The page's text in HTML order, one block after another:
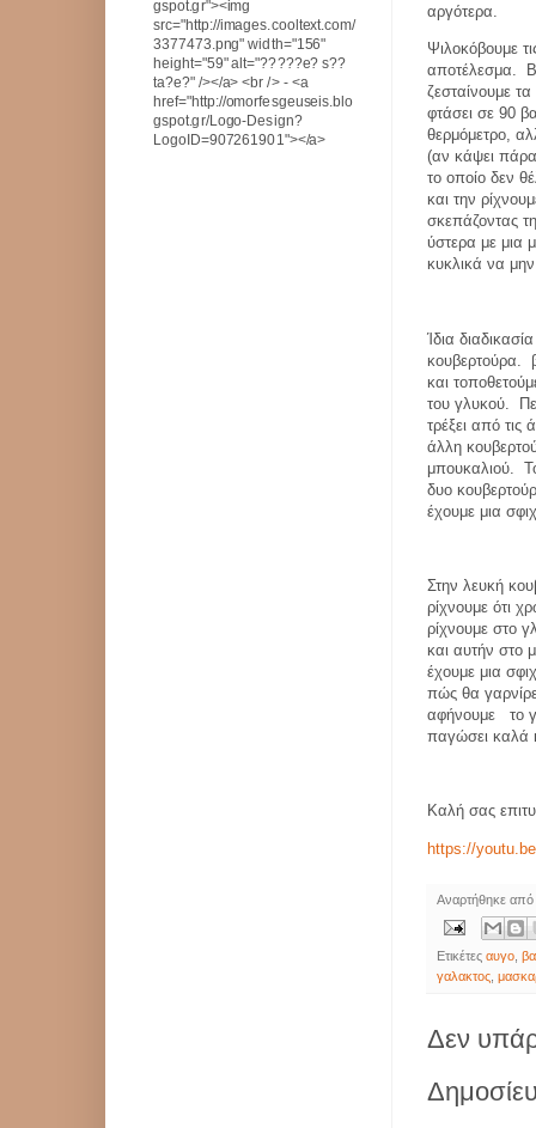
αργότερα.
Ψιλοκόβουμε
αποτέλεσμα.
ζεσταίνουμε
φτάσει σε 90
θερμόμετρο,
(αν κάψει πάρα
το οποίο δεν
και την
σκεπάζοντας
ύστερα με μια
κυκλικά να
Ίδια
κουβερτούρα.
και
του γλυκού.
τρέξει από τις
άλλη
μπουκαλιού.
δυο
έχουμε μια
Στην λευκή
ρίχνουμε ότι
ρίχνουμε στο
και αυτήν στο
έχουμε μια
πώς θα
αφήνουμε
το
παγώσει καλά
Καλή σας
https://
Αναρτήθηκε
Ετικέτεςαυγο ,
γαλακτος ,
Δεν
gspot.gr"><img
src="http://images.cooltext.com/
3377473.png" width="156"
height="59" alt="?????e? s??
ta?e?" /></a> <br /> - <a
href="http://omorfesgeuseis.blo
gspot.gr/Logo-Design?
LogoID=907261901"></a>